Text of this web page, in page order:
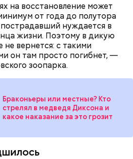
на восстановление может
от года до полутора
пострадавший нуждается в
жизни. Поэтому в дикую
вернется: с такими
он там просто погибнет, —
зоопарка.
Браконьеры или местные? Кто
стрелял в медведя Диксона и
какое наказание за это грозит
не для всех дыня
В первую очередь ее стоит
людям: